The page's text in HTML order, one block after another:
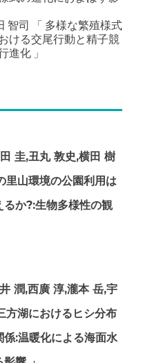
智司 「 多様な繁殖様式
ける交尾行動と精子競
進化 」
圭,丑丸 敦史,横田 樹
里山環境の公園利用は
か?:生物多様性の観
潤,西廣 淳,瀧本 岳,宇
方湖におけるヒシ分布
:温暖化による海面水